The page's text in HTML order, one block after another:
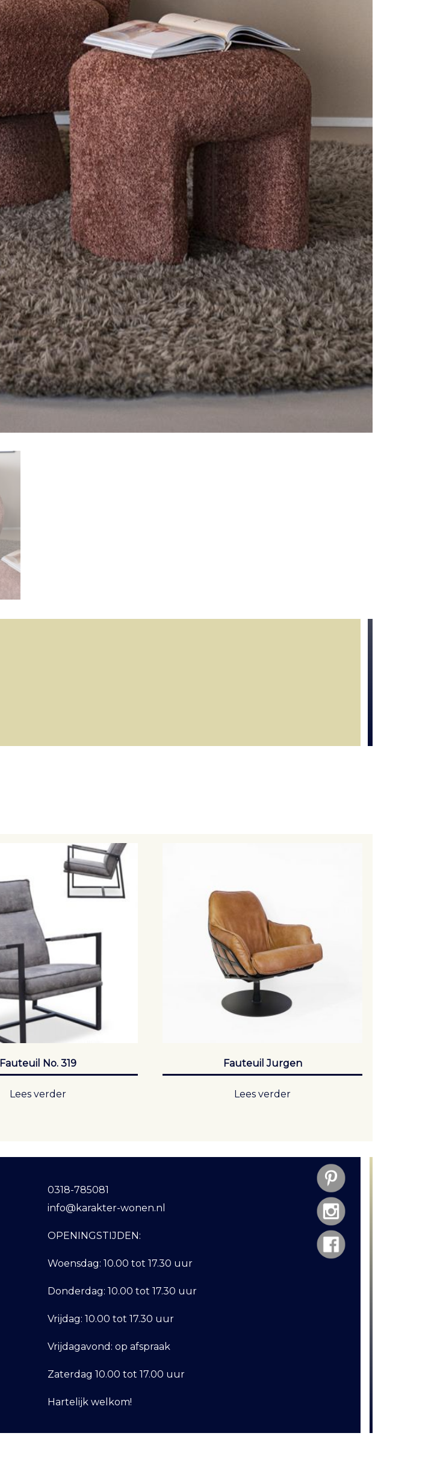
Fauteuil No. 319
Lees verder
Fauteuil Jurgen
Lees verder
0318-785081
info@karakter-wonen.nl
OPENINGSTIJDEN:
Woensdag: 10.00 tot 17.30 uur
Donderdag: 10.00 tot 17.30 uur
Vrijdag: 10.00 tot 17.30 uur
Vrijdagavond: op afspraak
Zaterdag 10.00 tot 17.00 uur
Hartelijk welkom!